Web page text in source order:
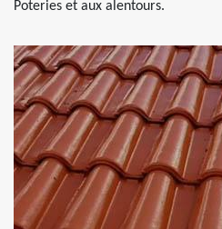
Poteries et aux alentours.